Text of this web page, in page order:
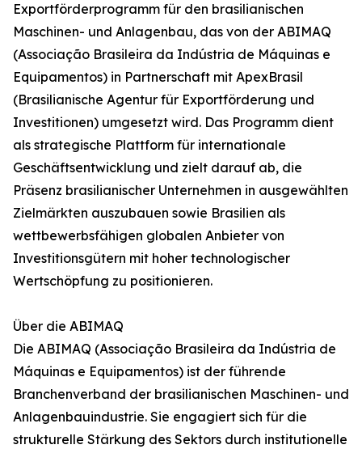
Exportförderprogramm für den brasilianischen
Maschinen- und Anlagenbau, das von der ABIMAQ
(Associação Brasileira da Indústria de Máquinas e
Equipamentos) in Partnerschaft mit ApexBrasil
(Brasilianische Agentur für Exportförderung und
Investitionen) umgesetzt wird. Das Programm dient
als strategische Plattform für internationale
Geschäftsentwicklung und zielt darauf ab, die
Präsenz brasilianischer Unternehmen in ausgewählten
Zielmärkten auszubauen sowie Brasilien als
wettbewerbsfähigen globalen Anbieter von
Investitionsgütern mit hoher technologischer
Wertschöpfung zu positionieren.
Über die ABIMAQ
Die ABIMAQ (Associação Brasileira da Indústria de
Máquinas e Equipamentos) ist der führende
Branchenverband der brasilianischen Maschinen- und
Anlagenbauindustrie. Sie engagiert sich für die
strukturelle Stärkung des Sektors durch institutionelle